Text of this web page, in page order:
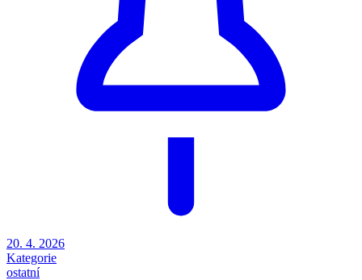
20. 4. 2026
Kategorie
ostatní